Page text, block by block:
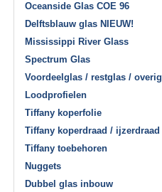
Oceanside Glas COE 96
Delftsblauw glas NIEUW!
Mississippi River Glass
Spectrum Glas
Voordeelglas / restglas / overig
Loodprofielen
Tiffany koperfolie
Tiffany koperdraad / ijzerdraad
Tiffany toebehoren
Nuggets
Dubbel glas inbouw